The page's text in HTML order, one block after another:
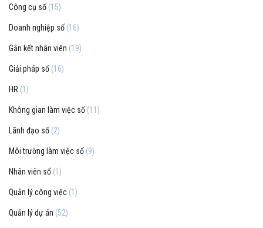
Công cụ số (15)
Doanh nghiệp số (16)
Gắn kết nhân viên (19)
Giải pháp số (16)
HR (1)
Không gian làm việc số (11)
Lãnh đạo số (2)
Môi trường làm việc số (9)
Nhân viên số (1)
Quản lý công việc (1)
Quản lý dự án (52)